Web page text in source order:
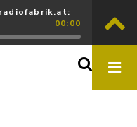
00:00